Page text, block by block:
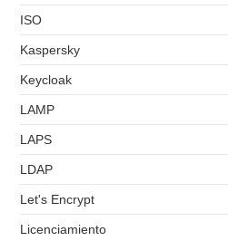
ISO
Kaspersky
Keycloak
LAMP
LAPS
LDAP
Let's Encrypt
Licenciamiento